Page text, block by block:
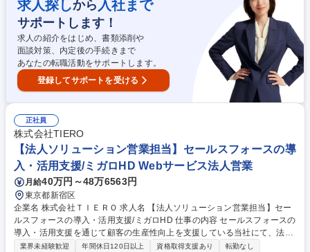
マネジメント、ISメンバーの統括 ■業務フローや営業手法の改善・最適
化、新組織づくり・事業創出 業務内容の変更範囲：なし 募集職種 【営業
コンサル】即戦力プレイヤー/賞与4回/売上4億円から6億円目指す成長企業
求人探しから 入社まで
サポートします！
求人の紹介をはじめ、書類添削や
面談対策、内定後の手続きまで
あなたの転職活動をサポートします。
登録してサポートを受ける
正社員
株式会社TIERO
【法人ソリューション営業担当】セールスフォースの導
入・活用支援/ミガロHD Webサービス法人営業
月給40万円～48万6563円
東京都新宿区
企業名 株式会社ＴＩＥＲＯ 求人名 【法人ソリューション営業担当】セー
ルスフォースの導入・活用支援/ミガロHD 仕事の内容 セールスフォースの
導入・活用支援を通じて顧客の生産性向上を支援している当社にて、法人
ソリューション営業担当を募集します。 入社後は、個々のスキルに応じて
業界未経験歓迎 年間休日120日以上 資格取得支援あり
転勤なし